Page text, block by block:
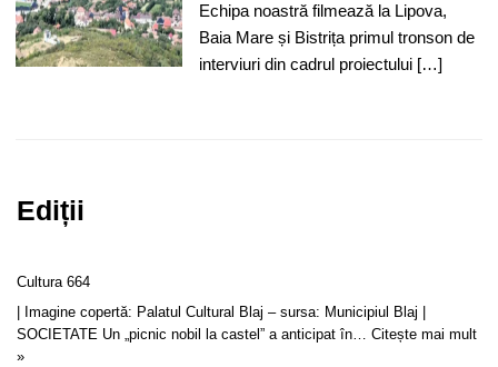
Echipa noastră filmează la Lipova,
Baia Mare și Bistrița primul tronson de
interviuri din cadrul proiectului […]
Ediții
Cultura 664
| Imagine copertă: Palatul Cultural Blaj – sursa: Municipiul Blaj |
SOCIETATE Un „picnic nobil la castel” a anticipat în… Citește mai mult
»